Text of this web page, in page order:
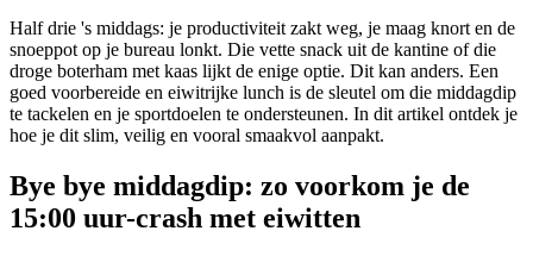
Half drie 's middags: je productiviteit zakt weg, je maag knort en de
snoeppot op je bureau lonkt. Die vette snack uit de kantine of die
droge boterham met kaas lijkt de enige optie. Dit kan anders. Een
goed voorbereide en eiwitrijke lunch is de sleutel om die middagdip
te tackelen en je sportdoelen te ondersteunen. In dit artikel ontdek je
hoe je dit slim, veilig en vooral smaakvol aanpakt.
Bye bye middagdip: zo voorkom je de
15:00 uur-crash met eiwitten